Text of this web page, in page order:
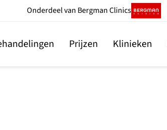
Onderdeelvan Bergman Clinics
Prijzen Klinieken